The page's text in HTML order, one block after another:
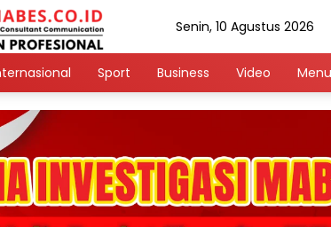
Senin, 10 Agustus 2026
Sport Business Video